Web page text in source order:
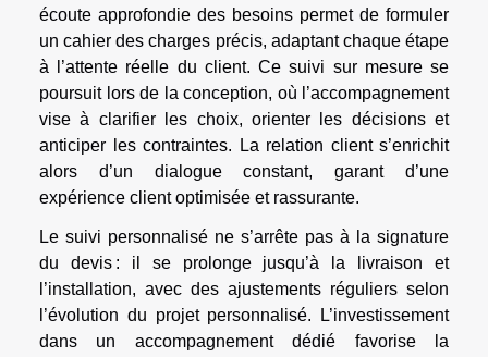
écoute approfondie des besoins permet de formuler
un cahier des charges précis, adaptant chaque étape
à l’attente réelle du client. Ce suivi sur mesure se
poursuit lors de la conception, où l’accompagnement
vise à clarifier les choix, orienter les décisions et
anticiper les contraintes. La relation client s’enrichit
alors d’un dialogue constant, garant d’une
expérience client optimisée et rassurante.
Le suivi personnalisé ne s’arrête pas à la signature
du devis : il se prolonge jusqu’à la livraison et
l’installation, avec des ajustements réguliers selon
l’évolution du projet personnalisé. L’investissement
dans un accompagnement dédié favorise la